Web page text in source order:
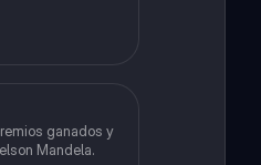
ganados y
Mandela.